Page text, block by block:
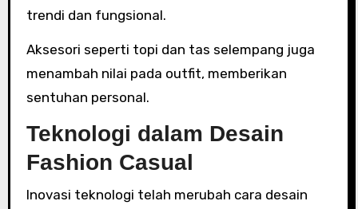
trendi dan fungsional.
Aksesori seperti topi dan tas selempang juga
menambah nilai pada outfit, memberikan
sentuhan personal.
Teknologi dalam Desain
Fashion Casual
Inovasi teknologi telah merubah cara desain